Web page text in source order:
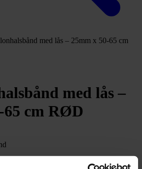
med lås – 25mm x 50-65 cm
med lås –
65 cm RØD